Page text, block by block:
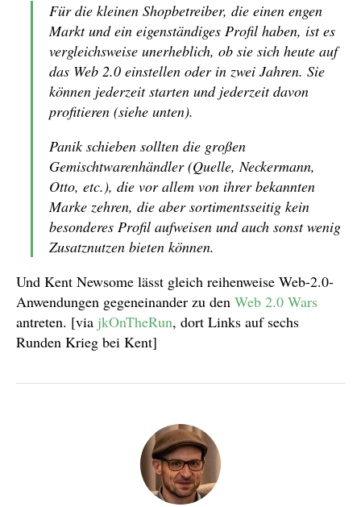
Für die kleinen Shopbetreiber, die einen engen
Markt und ein eigenständiges Profil haben, ist es
vergleichsweise unerheblich, ob sie sich heute auf
das Web 2.0 einstellen oder in zwei Jahren. Sie
können jederzeit starten und jederzeit davon
profitieren (siehe unten).
Panik schieben sollten die großen
Gemischtwarenhändler (Quelle, Neckermann,
Otto, etc.), die vor allem von ihrer bekannten
Marke zehren, die aber sortimentsseitig kein
besonderes Profil aufweisen und auch sonst wenig
Zusatznutzen bieten können.
Und Kent Newsome lässt gleich reihenweise Web-2.0-
Anwendungen gegeneinander zu den Web 2.0 Wars
antreten. [via jkOnTheRun, dort Links auf sechs
Runden Krieg bei Kent]